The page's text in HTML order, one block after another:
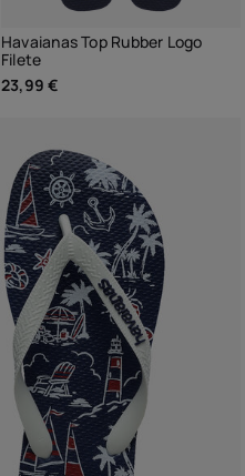
Havaianas Top Rubber Logo
Filete
23,99 €